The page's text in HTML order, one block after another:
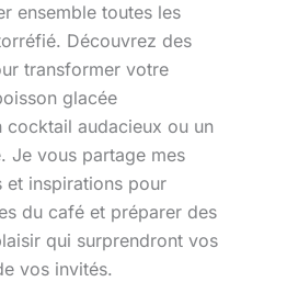
ensemble toutes les
Découvrez des
transformer votre
glacée
cocktail audacieux ou un
Je vous partage mes
et inspirations pour
du café et préparer des
qui surprendront vos
vos invités.